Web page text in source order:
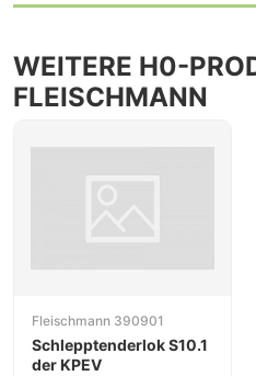
WEITERE H0-
FLEISCHMANN
Fleischmann 390901
Schlepptenderlok S10.1
der KPEV